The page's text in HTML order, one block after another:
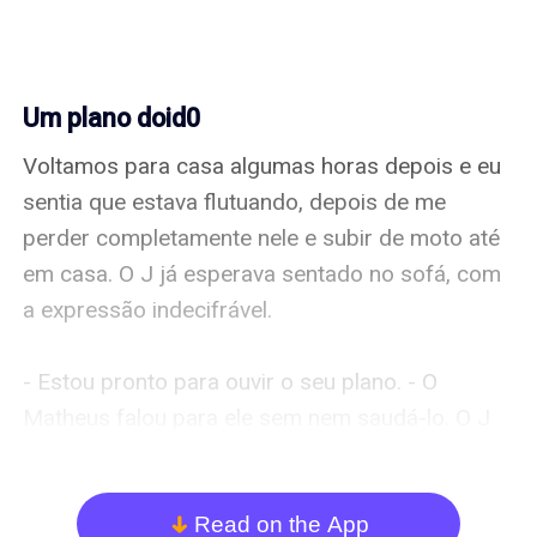
Um plano doid0
Voltamos para casa algumas horas depois e eu
sentia que estava flutuando, depois de me
perder completamente nele e subir de moto até
em casa. O J já esperava sentado no sofá, com
a expressão indecifrável.
- Estou pronto para ouvir o seu plano. - O
acomodamos ele começou a falar.
arrow_down Read on the App